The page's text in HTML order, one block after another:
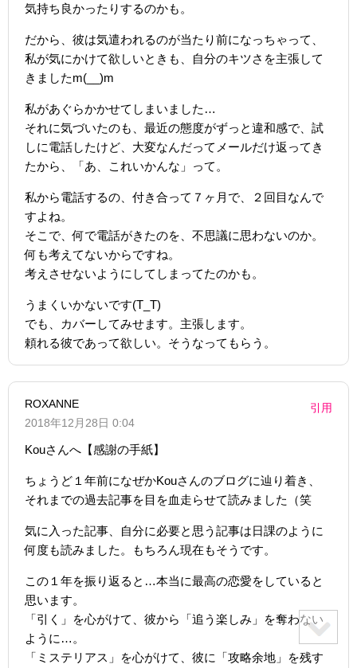
気持ち良かったりするのかも。
だから、彼は気遣われるのが当たり前になっちゃって、
私が気にかけて欲しいときも、自分のキツさを主張して
きましたm(__)m
私があぐらかかせてしまいました…
それに気づいたのも、最近の態度がずっと違和感で、試
しに電話したけど、大変なんだってメールだけ返ってき
たから、「あ、これいかんな」って。
私から電話するの、付き合って７ヶ月で、２回目なんで
すよね。
そこで、何で電話がきたのを、不思議に思わないのか。
何も考えてないからですね。
考えさせないようにしてしまってたのかも。
うまくいかないです(T_T)
でも、カバーしてみせます。主張します。
頼れる彼であって欲しい。そうなってもらう。
ROXANNE
2018年12月28日 0:04
引用
Kouさんへ【感謝の手紙】
ちょうど１年前になぜかKouさんのブログに辿り着き、
それまでの過去記事を目を血走らせて読みました（笑
気に入った記事、自分に必要と思う記事は日課のように
何度も読みました。もちろん現在もそうです。
この１年を振り返ると…本当に最高の恋愛をしていると
思います。
「引く」を心がけて、彼から「追う楽しみ」を奪わない
ように…。
「ミステリアス」を心がけて、彼に「攻略余地」を残す